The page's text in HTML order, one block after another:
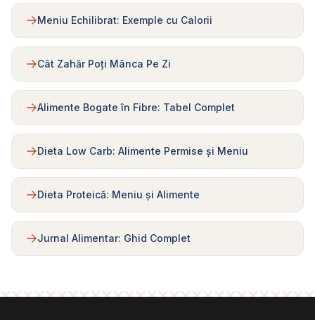
Meniu Echilibrat: Exemple cu Calorii
Cât Zahăr Poți Mânca Pe Zi
Alimente Bogate în Fibre: Tabel Complet
Dieta Low Carb: Alimente Permise și Meniu
Dieta Proteică: Meniu și Alimente
Jurnal Alimentar: Ghid Complet